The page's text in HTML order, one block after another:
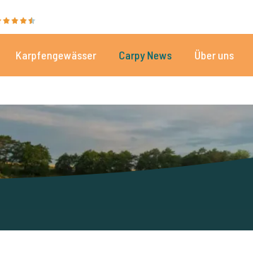
Karpfengewässer Carpy News Über uns